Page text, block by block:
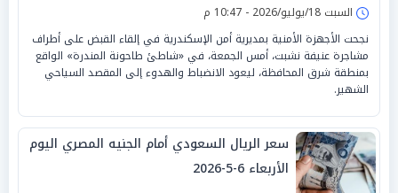
السبت 18/يوليو/2026 - 10:47 م
نجحت الأجهزة الأمنية بمديرية أمن الإسكندرية في إلقاء القبض على أطراف
مشاجرة عنيفة نشبت، أمس الجمعة، في «شاطئ طاحونة المندرة» الواقع
بمنطقة شرق المحافظة، ليعود الانضباط والهدوء إلى المقصد السياحي
الشهير.
سعر الريال السعودي أمام الجنيه المصري اليوم
الأربعاء 6-5-2026